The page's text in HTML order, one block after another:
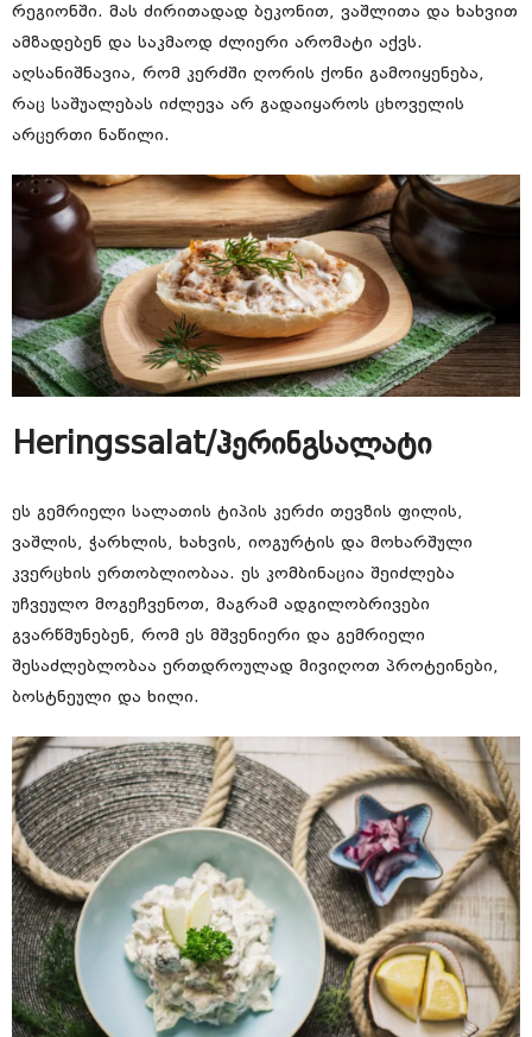
რეგიონში. მას ძირითადად ბეკონით, ვაშლითა და ხახვით
ამზადებენ და საკმაოდ ძლიერი არომატი აქვს.
აღსანიშნავია, რომ კერძში ღორის ქონი გამოიყენება,
რაც საშუალებას იძლევა არ გადაიყაროს ცხოველის
არცერთი ნაწილი.
Heringssalat/ჰერინგსალატი
ეს გემრიელი სალათის ტიპის კერძი თევზის ფილის,
ვაშლის, ჭარხლის, ხახვის, იოგურტის და მოხარშული
კვერცხის ერთობლიობაა. ეს კომბინაცია შეიძლება
უჩვეულო მოგეჩვენოთ, მაგრამ ადგილობრივები
გვარწმუნებენ, რომ ეს მშვენიერი და გემრიელი
შესაძლებლობაა ერთდროულად მივიღოთ პროტეინები,
ბოსტნეული და ხილი.